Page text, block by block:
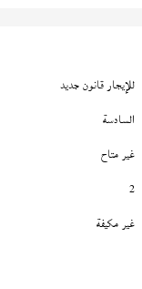
للإيجار قانون جديد
السادسة
غير متاح
2
غير مكيفة